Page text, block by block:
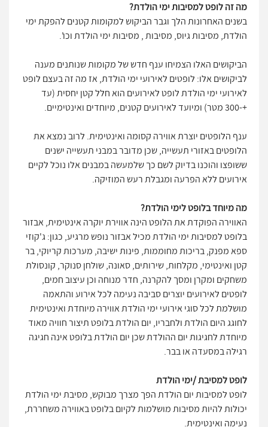
מה זה לופט למסיבות ימי הולדת?
בשנים האחרונות הלך וגבר הביקוש למקומות קטנים להפקת ימי
הולדת, מסיבות גיוס, מסיבות , מסיבות ימי הולדת וכו'.
הביקושים האלו הצמיחו ענף חדש של מקומות שנותנים מענה
לביקושים אלו: לופטים לאירועי ימי הולדת, אז מה זה בעצם לופט
לאירועי ימי הולדת לופט לאירועים הוא חלל קטן יחסית (עד
+-300 מטר) ומיועד לאירועים קטנים, מיוחדים ואינטימיים.
ענף הלופטים יוצרת אווירה קסומה ואינטימית. לרוב נמצא את
הלופטים באזורי תעשייה, שכן מדובר במבני תעשייה ישנים
ששופצו והוכנו בדיוק לשם כך שלמעשה במבנים אלו נוכל לקיים
אירועים ללא הפרעה ומגבלת רעש המוזיקה.
מה מיוחד בלופט לימי הולדת?
האווירה הפוקדת את הלופט הינה אווירת יוקרה אינטימית, אבזור
בלופט למסיבות ימי הולדת מכיל אבזור נופש מרגיע, כגון: ג'קוזי
ספא מפנק, בריכות מחוממות, פינות ישיבה, מערכות קריוקי, בר
קטן ואינטימי, מקלחות, שירותים, סאונה, שולחן סנוקר, קונסולת
משחקים ומקרן ומסך להקרנה, חדר מנוחה וכן עיצוב חמים,
לופטים לאירועים יוצרים סביבה נעימה לכל אירוע והתאמה
מושלמת לכל סוגי אירועי ימי הולדת אווירה מיוחדת ואינטימית
לחוגג היום הולדת ולחבריו, יום הולדת בלופט תיצור חוויה מאוד
מיוחדת לחגיגות יום ההולדת שכן יום הולדת בלופט אינה חגיגה
רגילה במסעדה או בבר.
לופט למסיבת /ימי הולדת
לופט למסיבות יום הולדת הפך מצרך מבוקש, מסיבת ימי הולדת
יכולות להיות מסיבות מושלמות לקיום בלופט באווירה משחררת,
נעימה ואינטימית.